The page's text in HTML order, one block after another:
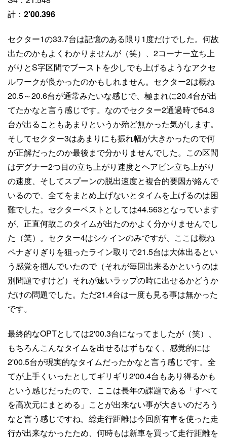
計： 2'00.396
セクター1の33.7台は記憶のある限り1度だけでした。何故
出たのかもよくわかりませんが（笑）、2コーナー立ち上
がりとS字区間でブーストを少しでも上げるようなアクセ
ルワークが良かったのかもしれません。セクター2は概ね
20.5～20.6台が通常みたいな感じで、極まれに20.4台が出
てたかなと言う感じです。なのでセクター2通過時で54.3
台が出ることもあまりというか殆ど無かった気がします。
そしてセクター3はあまりにも振れ幅が大きかったので何
が正解だったのか最後まで分かりませんでした。この区間
はデグナー2つ目の立ち上がり速度とヘアピン立ち上がり
の速度、そしてスプーンの脱出速度と複合的要因が絡んで
いるので、全てをまとめ上げないとタイムを上げるのは困
難でした。セクターベストとしては44.563となっています
が、正直何故このタイムが出たのかよく分かりませんでし
た（笑）。セクター4はシケインのみですが、ここは概ね
ペナぎりぎりを狙ったライン取りで21.5台は大体出るとい
う感覚を掴んでいたので（それが毎回出来るかというのは
別問題ですけど）それが速いラップの時に出せるかどうか
だけの問題でした。ただ21.4台は一度も見る事は無かった
です。
最終的なOPTとしては2'00.3台になってましたが（笑）、
もちろんこんなタイムを出せるはずもなく、感覚的には
2'00.5台が現実的なタイムだったかなと言う感じです。全
てが上手くいったとしてギリギリ2'00.4台もあり得るかも
という感じだったので、ここは長年の課題である「すべて
を高次元にまとめる」ことが出来ない事が大きいのだろう
なと言う感じですね。総走行距離は今回所有車を使った走
行が出来なかったため、何時もは新車を買って走行距離を